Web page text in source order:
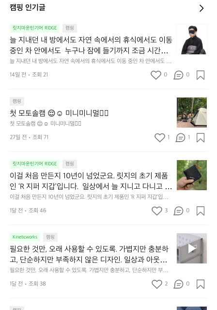
캠핑 인기글
릿지마운틴기어 RIDGE 캠핑
늘 지내던 내 방에서도 자연 속에서의 휴식에서도 이동
중인 차 안에서도  누구나 잠에 들기까지 조금 시간이
걸리는 순간이 있습니다.  그럴 때는 차분하게 눈을 가
려보세요. 마치 암막 커튼을 조용히 내리듯이.  Polarte
c® Wind Pro™의 온기가 눈가를 포근히 감싸줍니다.
줍니다.  이 슬립 웜을 쓰는 것만으로 그곳은 나만의 밤
이 됩니다.  안녕히 주무세요.
늘 지내던 내 방에서도 자연 속에서의 휴식에서도 이동 중인 차 안에서도  누
구나 잠에 들기까지 조금 시간이 걸리는 순간이 있습니다.  그럴 때는 차분하
게 눈을 가려보세요. 마치 암막 커튼을 조용히 내리듯이.  Polartec® Wind
밤이 됩니다.  안녕히 주무세요.
내
던
방
도
자
연
속
에
의
휴
식
에
도
이
중
인
차
안
서
도
구
14일 전 조회 21 0 0
캠핑
첫 모토솔캠 😌☺️ 미니미니멀👌🏼
첫 모토솔캠 😌☺️ 미니미니멀👌🏼
첫
모
토
솔
캠
☺️
미
니
미
멀
👌🏼
27일 전 조회 71 1 1
릿지마운틴기어 RIDGE 캠핑
이걸 처음 만든지 10년이 넘었군요. 릿지의 초기 제품
인 ‘R 지퍼 지갑’입니다.  일상에서 늘 지니고 다니고 싶
어지는 물건에는 크기, 무게, 형태, 색감 사이의 아주 미
묘한 밸런스가 존재합니다.  예를 들자면 일에 집중하
느라 책상 위 가장자리에 대충 걸쳐 놓아도 시야에 걸
는 균형감에서 출발했습니다.  그중에서도 슬림함에 철
저히 집착했습니다. 튼튼한 내구도와 넉넉한 수납력을
해치치 않는 선에서, 가장 가볍고 얇게 설계했습니다.
이 디자인과 사용감은, 꼭 직접 손으로 만져보며 경험
해 보시기를 바랍니다.
이걸 처음 만든지 10년이 넘었군요. 릿지의 초기 제품인 ‘R 지퍼 지갑’입니
다.  일상에서 늘 지니고 다니고 싶어지는 물건에는 크기, 무게, 형태, 색감
사이의 아주 미묘한 밸런스가 존재합니다.  예를 들자면 일에 집중하느라 책
철저히 집착했습니다. 튼튼한 내구도와 넉넉한 수납력을 해치치 않는 선에
서, 가장 가볍고 얇게 설계했습니다.  이 디자인과 사용감은, 꼭 직접 손으로
만져보며 경험해 보시기를 바랍니다.
이
걸
처
음
든
0
년
이
넘
군
1달 전 조회 46 3 0
Kineticworks 캠핑
필요한 것만, 오래 사용할 수 있도록. 가볍지만 충분하
고, 단순하지만 부족하지 않은 디자인. 일상과 아웃도
어의 경계를 자연스럽게 이어주는 RIDGE MOUNTAIN
GEAR. 키네틱웍스에서 만나보세요.
필요한 것만, 오래 사용할 수 있도록. 가볍지만 충분하고, 단순하지만 부족하
지 않은 디자인. 일상과 아웃도어의 경계를 자연스럽게 이어주는 RIDGE M
OUNTAIN GEAR. 키네틱웍스에서 만나보세요.
필
요
한
것
오
1달 전 조회 38 2 0